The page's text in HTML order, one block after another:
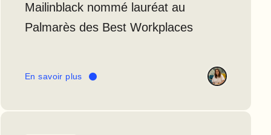
Mailinblack nommé lauréat au
Palmarès des Best Workplaces
En savoir plus